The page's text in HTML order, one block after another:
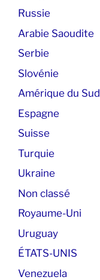
Russie
Arabie Saoudite
Serbie
Slovénie
Amérique du Sud
Espagne
Suisse
Turquie
Ukraine
Non classé
Royaume-Uni
Uruguay
ÉTATS-UNIS
Venezuela